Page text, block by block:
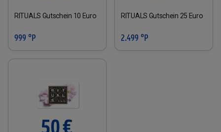
RITUALS Gutschein 10 Euro
999 °P
RITUALS Gutschein 25 Euro
2.499 °P